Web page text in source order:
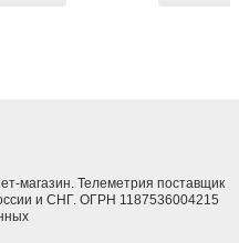
магазин. Телеметрия поставщик
и СНГ. ОГРН 1187536004215